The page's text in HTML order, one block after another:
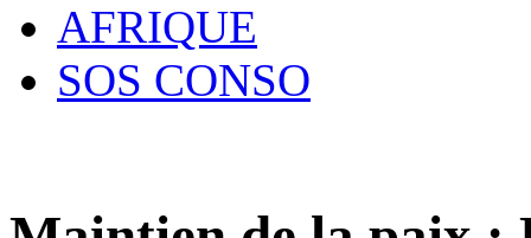
AFRIQUE
SOS CONSO